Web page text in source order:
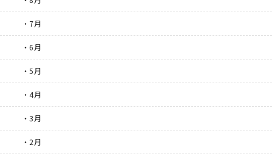
・7月
・6月
・5月
・4月
・3月
・2月